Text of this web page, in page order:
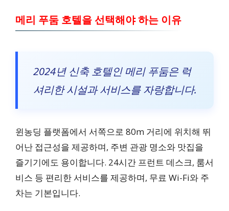
메리 푸둠 호텔을 선택해야 하는 이유
2024년 신축 호텔인 메리 푸둠은 럭
셔리한 시설과 서비스를 자랑합니다.
윈농딩 플랫폼에서 서쪽으로 80m 거리에 위치해 뛰
어난 접근성을 제공하며, 주변 관광 명소와 맛집을
즐기기에도 용이합니다. 24시간 프런트 데스크, 룸서
비스 등 편리한 서비스를 제공하며, 무료 Wi-Fi와 주
차는 기본입니다.